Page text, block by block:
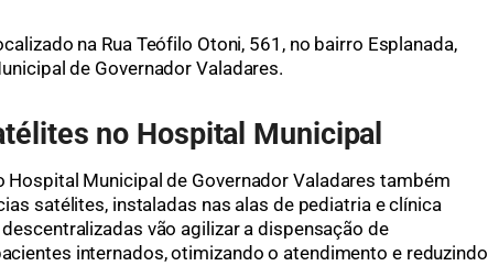
na Rua Teófilo Otoni, 561, no bairro Esplanada,
de Governador Valadares.
no Hospital Municipal
Hospital Municipal de Governador Valadares também
satélites, instaladas nas alas de pediatria e clínica
vão agilizar a dispensação de
internados, otimizando o atendimento e reduzindo